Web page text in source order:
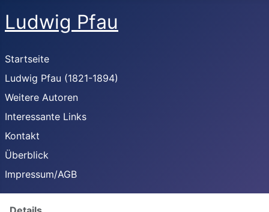
Ludwig Pfau
Startseite
Ludwig Pfau (1821-1894)
Weitere Autoren
Interessante Links
Kontakt
Überblick
Impressum/AGB